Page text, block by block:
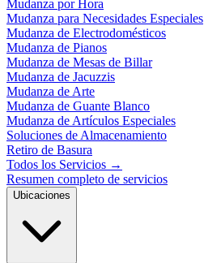
Mudanza por Hora
Mudanza para Necesidades Especiales
Mudanza de Electrodomésticos
Mudanza de Pianos
Mudanza de Mesas de Billar
Mudanza de Jacuzzis
Mudanza de Arte
Mudanza de Guante Blanco
Mudanza de Artículos Especiales
Soluciones de Almacenamiento
Retiro de Basura
Todos los Servicios →
Resumen completo de servicios
Ubicaciones